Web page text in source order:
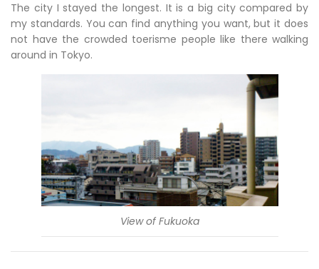
The city I stayed the longest. It is a big city compared by
my standards. You can find anything you want, but it does
not have the crowded toerisme people like there walking
around in Tokyo.
View of Fukuoka